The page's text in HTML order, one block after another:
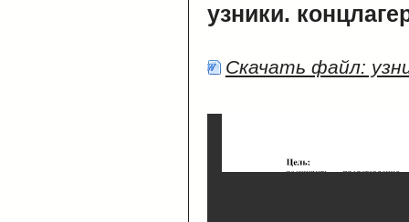
узники.
Скачать файл: